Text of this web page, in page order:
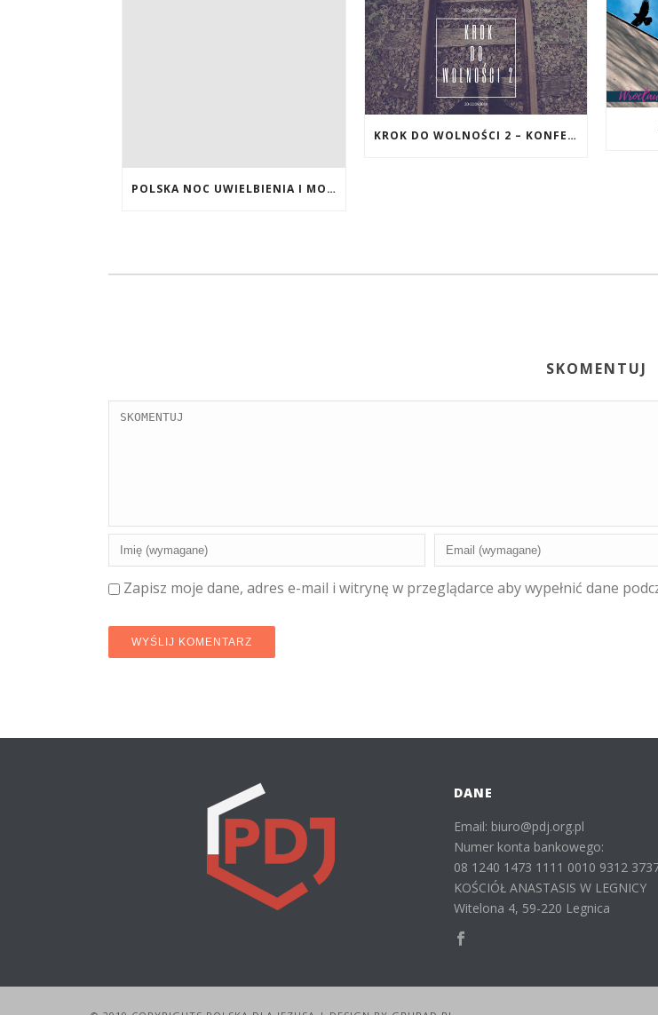
POLSKA NOC UWIELBIENIA I MODLITWY 2021
KROK DO WOLNOŚCI 2 – KONFERENCJA W KALISZU
SKOMENTUJ
Zapisz moje dane, adres e-mail i witrynę w przeglądarce aby wypełnić dane
DANE
Email: biuro@pdj.org.pl
Numer konta bankowego:
08 1240 1473 1111 0010 9312
KOŚCIÓŁ ANASTASIS W LEGNICY
Witelona 4, 59-220 Legnica